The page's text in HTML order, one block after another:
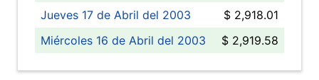
Jueves 17 de Abril del 2003
$ 2,918.01
Miércoles 16 de Abril del 2003
$ 2,919.58